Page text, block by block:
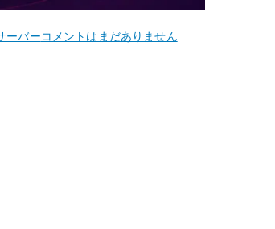
ーバーUbuntu
コメントはまだありません